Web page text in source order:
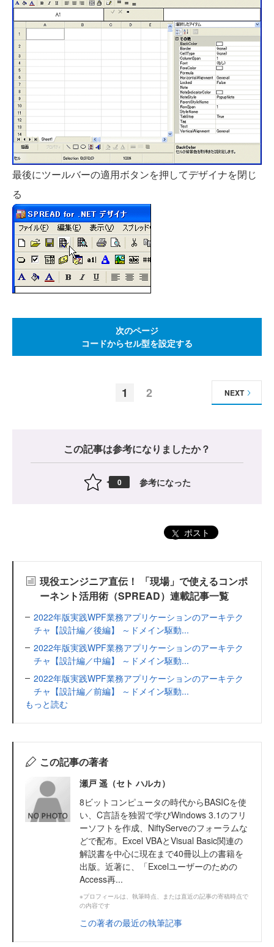
最後にツールバーの適用ボタンを押してデザイナを閉じ
る
次のページ
コードからセル型を設定する
1 2 NEXT
この記事は参考になりましたか？
0 参考になった
ポスト
現役エンジニア直伝！ 「現場」で使えるコンポ
ーネント活用術（SPREAD）連載記事一覧
2022年版実践WPF業務アプリケーションのアーキテク
チャ【設計編／後編】 ～ドメイン駆動...
2022年版実践WPF業務アプリケーションのアーキテク
チャ【設計編／中編】 ～ドメイン駆動...
2022年版実践WPF業務アプリケーションのアーキテク
チャ【設計編／前編】 ～ドメイン駆動...
もっと読む
この記事の著者
瀬戸 遥（セト ハルカ）
8ビットコンピュータの時代からBASICを使
い、C言語を独習で学びWindows 3.1のフリ
ーソフトを作成、NiftyServeのフォーラムな
どで配布。Excel VBAとVisual Basic関連の
解説書を中心に現在まで40冊以上の書籍を
出版。近著に、「Excelユーザーのための
Access再...
※プロフィールは、執筆時点、または直近の記事の寄稿時点で
の内容です
この著者の最近の執筆記事